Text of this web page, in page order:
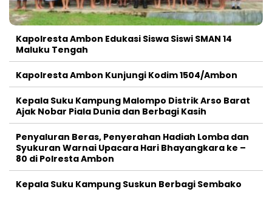
Kapolresta Ambon Edukasi Siswa Siswi SMAN 14
Maluku Tengah
Kapolresta Ambon Kunjungi Kodim 1504/Ambon
Kepala Suku Kampung Malompo Distrik Arso Barat
Ajak Nobar Piala Dunia dan Berbagi Kasih
Penyaluran Beras, Penyerahan Hadiah Lomba dan
Syukuran Warnai Upacara Hari Bhayangkara ke –
80 di Polresta Ambon
Kepala Suku Kampung Suskun Berbagi Sembako